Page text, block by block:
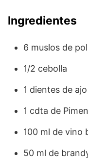
Ingredientes
6 muslos de
1/2 cebolla
1 dientes de ajo
1 cdta de
100 ml de vino
50 ml de